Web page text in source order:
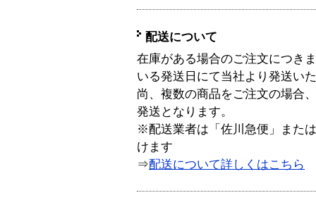
配送について
在庫がある場合のご注文につき
いる発送日にて当社より発送い
尚、複数の商品をご注文の場合
発送となります。
※配送業者は「佐川急便」また
けます
⇒配送について詳しくはこちら